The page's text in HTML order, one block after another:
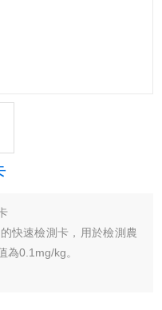
快速檢測卡，用於檢測農
為0.1mg/kg。